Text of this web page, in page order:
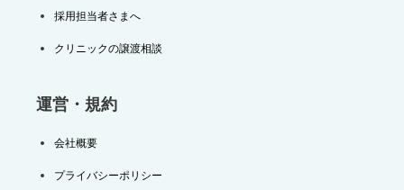
採用担当者さまへ
クリニックの譲渡相談
運営・規約
会社概要
プライバシーポリシー